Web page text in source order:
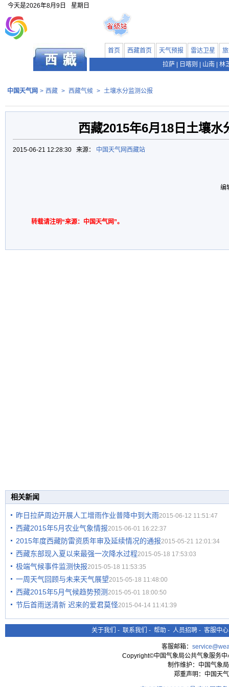
今天是2026年8月9日 星期日
首页 西藏首页 天气预报 雷达卫星
拉萨
日喀则 山南 林
中国天气网 > 西藏 > 西藏气候 > 土壤水分监测公报
西藏2015年6月18日土壤水
2015-06-21 12:28:30 来源： 中国天气网西藏站
编
转载请注明“来源：中国天气网”。
相关新闻
昨日拉萨周边开展人工增雨作业普降中到大雨2015-06-12 11:51:47
西藏2015年5月农业气象情报2015-06-01 16:22:37
2015年度西藏防雷资质年审及延续情况的通报2015-05-21 12:01:34
西藏东部现入夏以来最强一次降水过程2015-05-18 17:53:03
极端气候事件监测快报2015-05-18 11:53:35
一周天气回顾与未来天气展望2015-05-18 11:48:00
西藏2015年5月气候趋势预测 2015-05-01 18:00:50
节后首雨送清新 迟来的爱君莫怪2015-04-14 11:41:39
关于我们 - 联系我们 - 帮助 - 人员招聘 - 客服中心
客服邮箱：
Copyright©中国气象局公共气象服务
制作维护：中国气象
郑重声明：中国天